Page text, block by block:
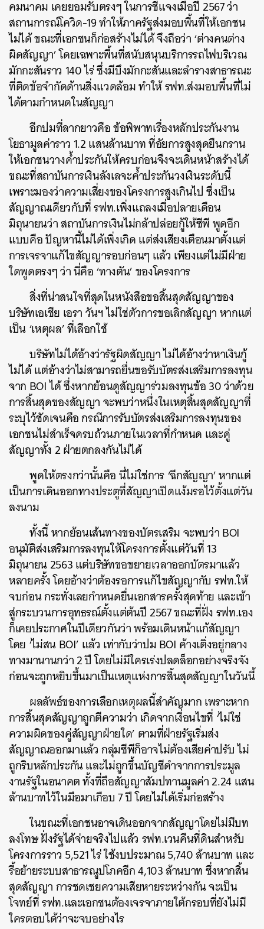
คมนาคม เคยยอมรับตรงๆ ในการชี้แจงเมื่อปี 2567 ว่า
สถานการณ์โควิด-19 ทำให้ภาครัฐส่งมอบพื้นที่ให้เอกชน
ไม่ได้ ขณะที่เอกชนก็ก่อสร้างไม่ได้ จึงถือว่า ‘ต่างคนต่าง
ผิดสัญญา’ โดยเฉพาะพื้นที่สนับสนุนบริการรถไฟบริเวณ
มักกะสันราว 140 ไร่ ซึ่งมีบึงมักกะสันและลำรางสาธารณะ
ที่ติดข้อจำกัดด้านสิ่งแวดล้อม ทำให้ รฟท.ส่งมอบพื้นที่ไม่
ได้ตามกำหนดในสัญญา
อีกปมที่ลากยาวคือ ข้อพิพาทเรื่องหลักประกันงาน
โยธามูลค่าราว 1.2 แสนล้านบาท ที่อัยการสูงสุดยืนกราน
ให้เอกชนวางค้ำประกันให้ครบก่อนจึงจะเดินหน้าสร้างได้
ขณะที่สถาบันการเงินลังเลจะค้ำประกันวงเงินระดับนี้
เพราะมองว่าความเสี่ยงของโครงการสูงเกินไป ซึ่งเป็น
สัญญาณเดียวกับที่ รฟท.เพิ่งแถลงเมื่อปลายเดือน
มิถุนายนว่า สถาบันการเงินไม่กล้าปล่อยกู้ให้ซีพี พูดอีก
แบบคือ ปัญหานี้ไม่ได้เพิ่งเกิด แต่ส่งเสียงเตือนมาตั้งแต่
การเจรจาแก้ไขสัญญารอบก่อนๆ แล้ว เพียงแต่ไม่มีฝ่าย
ใดพูดตรงๆ ว่า นี่คือ ‘ทางตัน’ ของโครงการ
สิ่งที่น่าสนใจที่สุดในหนังสือขอสิ้นสุดสัญญาของ
บริษัทเอเชีย เอรา วันฯ ไม่ใช่ตัวการขอเลิกสัญญา หากแต่
เป็น ‘เหตุผล’ ที่เลือกใช้
บริษัทไม่ได้อ้างว่ารัฐผิดสัญญา ไม่ได้อ้างว่าหาเงินกู้
ไม่ได้ แต่อ้างว่าไม่สามารถยื่นขอรับบัตรส่งเสริมการลงทุน
จาก BOI ได้ ซึ่งหากย้อนดูสัญญาร่วมลงทุนข้อ 30 ว่าด้วย
การสิ้นสุดของสัญญา จะพบว่าหนึ่งในเหตุสิ้นสุดสัญญาที่
ระบุไว้ชัดเจนคือ กรณีการรับบัตรส่งเสริมการลงทุนของ
เอกชนไม่สำเร็จครบถ้วนภายในเวลาที่กำหนด และคู่
สัญญาทั้ง 2 ฝ่ายตกลงกันไม่ได้
พูดให้ตรงกว่านั้นคือ นี่ไม่ใช่การ ‘ฉีกสัญญา’ หากแต่
เป็นการเดินออกทางประตูที่สัญญาเปิดแง้มรอไว้ตั้งแต่วัน
ลงนาม
ทั้งนี้ หากย้อนเส้นทางของบัตรเสริม จะพบว่า BOI
อนุมัติส่งเสริมการลงทุนให้โครงการตั้งแต่วันที่ 13
มิถุนายน 2563 แต่บริษัทขอขยายเวลาออกบัตรมาแล้ว
หลายครั้ง โดยอ้างว่าต้องรอการแก้ไขสัญญากับ รฟท.ให้
จบก่อน กระทั่งเลยกำหนดยื่นเอกสารครั้งสุดท้าย และเข้า
สู่กระบวนการอุทธรณ์ตั้งแต่ต้นปี 2567 ขณะที่ฝั่ง รฟท.เอง
ก็เคยประกาศในปีเดียวกันว่า พร้อมเดินหน้าแก้สัญญา
โดย ‘ไม่สน BOI’ แล้ว เท่ากับว่าปม BOI ค้างเติ่งอยู่กลาง
ทางมานานกว่า 2 ปี โดยไม่มีใครเร่งปลดล็อกอย่างจริงจัง
ก่อนจะถูกหยิบขึ้นมาเป็นเหตุแห่งการสิ้นสุดสัญญาในวันนี้
ผลลัพธ์ของการเลือกเหตุผลนี้สำคัญมาก เพราะหาก
การสิ้นสุดสัญญาถูกตีความว่า เกิดจากเงื่อนไขที่ ‘ไม่ใช่
ความผิดของคู่สัญญาฝ่ายใด’ ตามที่ฝ่ายรัฐเริ่มส่ง
สัญญาณออกมาแล้ว กลุ่มซีพีก็อาจไม่ต้องเสียค่าปรับ ไม่
ถูกริบหลักประกัน และไม่ถูกขึ้นบัญชีดำจากการประมูล
งานรัฐในอนาคต ทั้งที่ถือสัญญาสัมปทานมูลค่า 2.24 แสน
ล้านบาทไว้ในมือมาเกือบ 7 ปี โดยไม่ได้เริ่มก่อสร้าง
ในขณะที่เอกชนอาจเดินออกจากสัญญาโดยไม่มีบท
ลงโทษ ฝั่งรัฐได้จ่ายจริงไปแล้ว รฟท.เวนคืนที่ดินสำหรับ
โครงการราว 5,521 ไร่ ใช้งบประมาณ 5,740 ล้านบาท และ
รื้อย้ายระบบสาธารณูปโภคอีก 4,103 ล้านบาท ซึ่งหากสิ้น
สุดสัญญา การชดเชยความเสียหายระหว่างกัน จะเป็น
โจทย์ที่ รฟท.และเอกชนต้องเจรจาภายใต้กรอบที่ยังไม่มี
ใครตอบได้ว่าจะจบอย่างไร
ค้นหา
SHARE TWEET LINE EMAIL